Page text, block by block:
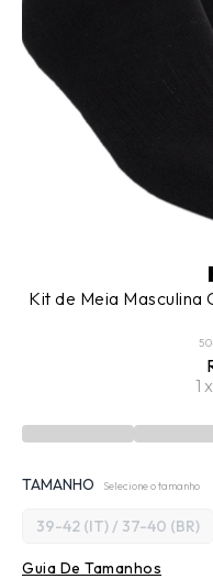
Kit de Meia Masculina
1
TAMANHO Selecione o tamanho
39-42 (IT) / 37-40 (BR)
Guia De Tamanhos